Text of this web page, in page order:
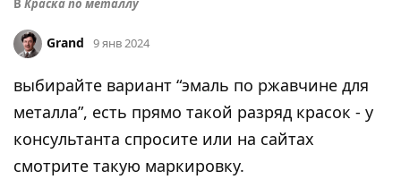
В Краска по металлу
Grand 9 янв 2024
выбирайте вариант “эмаль по ржавчине для
металла”, есть прямо такой разряд красок - у
консультанта спросите или на сайтах
смотрите такую маркировку.